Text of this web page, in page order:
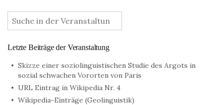
:
Letzte Beiträge der Veranstaltung
Skizze einer soziolinguistischen Studie des Argots in
sozial schwachen Vororten von Paris
URL Eintrag in Wikipedia Nr. 4
Wikipedia-Einträge (Geolinguistik)